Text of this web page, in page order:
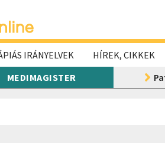
IRÁNYELVEK HÍREK, CIKKEK
MEDIMAGISTER